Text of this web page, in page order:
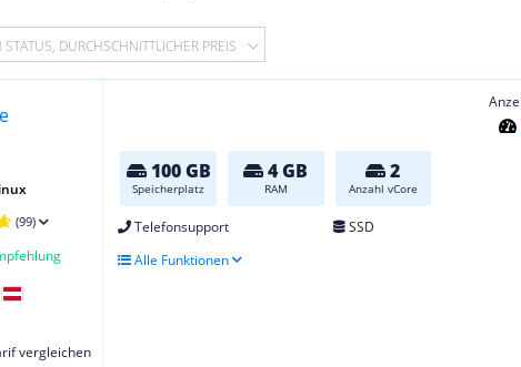
DURCHSCHNITTLICHER PREIS
100 GB
Speicherplatz
4 GB
RAM
2
Anzahl vCore
Telefonsupport
SSD
Alle Funktionen
vergleichen
(99)